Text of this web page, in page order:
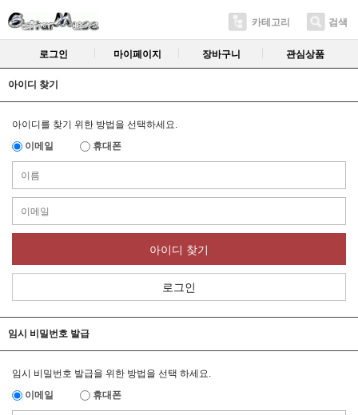
카테고리 검색
로그인 마이페이지 장바구니 관심상품
아이디 찾기
아이디를 찾기 위한 방법을 선택하세요.
이메일
휴대폰
아이디 찾기
로그인
임시 비밀번호 발급
임시 비밀번호 발급을 위한 방법을 선택 하세요.
이메일
휴대폰